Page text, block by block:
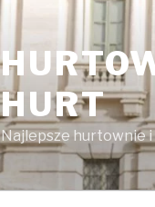
HURT
Najlepsze hurtownie